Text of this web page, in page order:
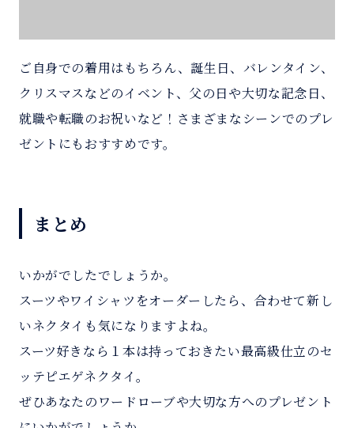
ご自身での着用はもちろん、誕生日、バレンタイン、
クリスマスなどのイベント、父の日や大切な記念日、
就職や転職のお祝いなど！さまざまなシーンでのプレ
ゼントにもおすすめです。
まとめ
いかがでしたでしょうか。
スーツやワイシャツをオーダーしたら、合わせて新し
いネクタイも気になりますよね。
スーツ好きなら１本は持っておきたい最高級仕立のセ
ッテピエゲネクタイ。
ぜひあなたのワードローブや大切な方へのプレゼント